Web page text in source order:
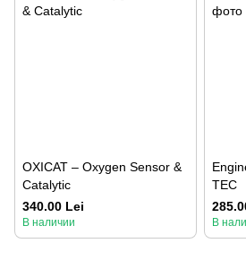
OXICAT – Oxygen Sensor &
Catalytic
340.00 Lei
В наличии
TEC
В